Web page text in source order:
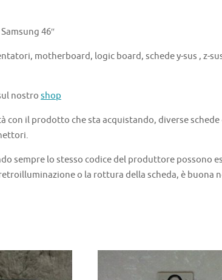
46″
motherboard, logic board, schede y-sus , z-
nostro shop
il prodotto che sta acquistando, diverse
sempre lo stesso codice del produttore possono
o la rottura della scheda, è buona